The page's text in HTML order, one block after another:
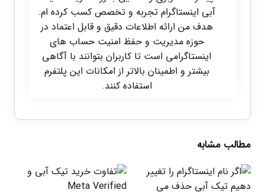
آبی اینستاگرام تجربه و تخصص کسب کرده ام.
هدف من ارائه اطلاعات دقیق و قابل اعتماد در
حوزه مدیریت و حفظ امنیت حساب های
اینستاگرامی است تا کاربران بتوانند با آگاهی
بیشتر و اطمینان بالاتر از امکانات این پلتفرم
استفاده کنند.
مطالب مشابه